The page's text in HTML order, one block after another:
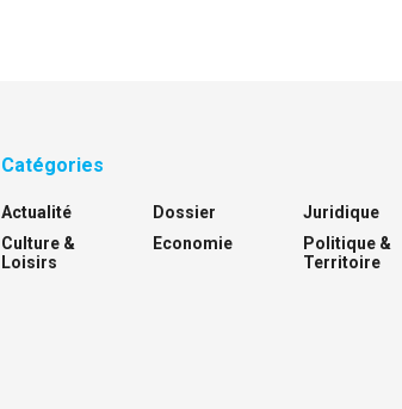
Catégories
Actualité
Culture &
Loisirs
Dossier
Economie
Juridique
Politique &
Territoire